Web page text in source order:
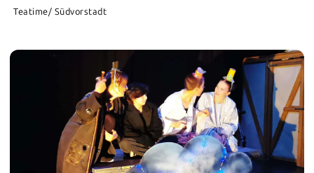
Teatime/ Südvorstadt